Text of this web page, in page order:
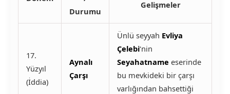
Durumu
Gelişmeler
17.
Yüzyıl
(İddia)
Aynalı
Çarşı
Ünlü seyyah Evliya
Çelebi‘nin
Seyahatname eserinde
bu mevkideki bir çarşı
varlığından bahsettiği